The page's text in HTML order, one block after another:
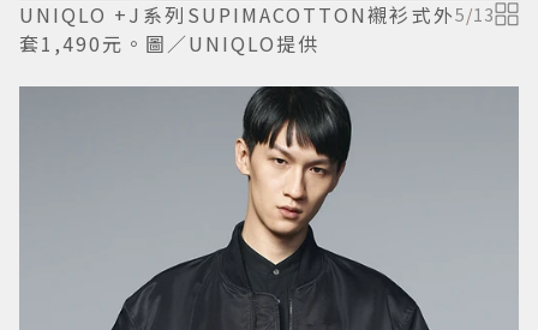
UNIQLO +J系列SUPIMACOTTON襯衫式外
套1,490元。圖／UNIQLO提供
5/13